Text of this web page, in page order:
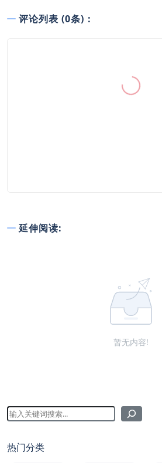
评论列表 (0条)：
延伸阅读:
暂无内容!
热门分类